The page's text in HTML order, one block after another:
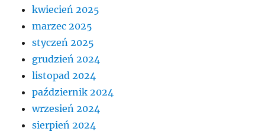
kwiecień 2025
marzec 2025
styczeń 2025
grudzień 2024
listopad 2024
październik 2024
wrzesień 2024
sierpień 2024